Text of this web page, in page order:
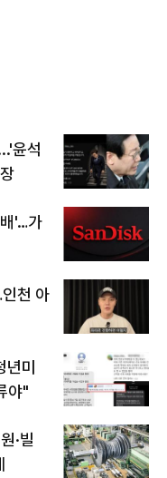
윤석
'…가
천 아
년미
야"
·빌